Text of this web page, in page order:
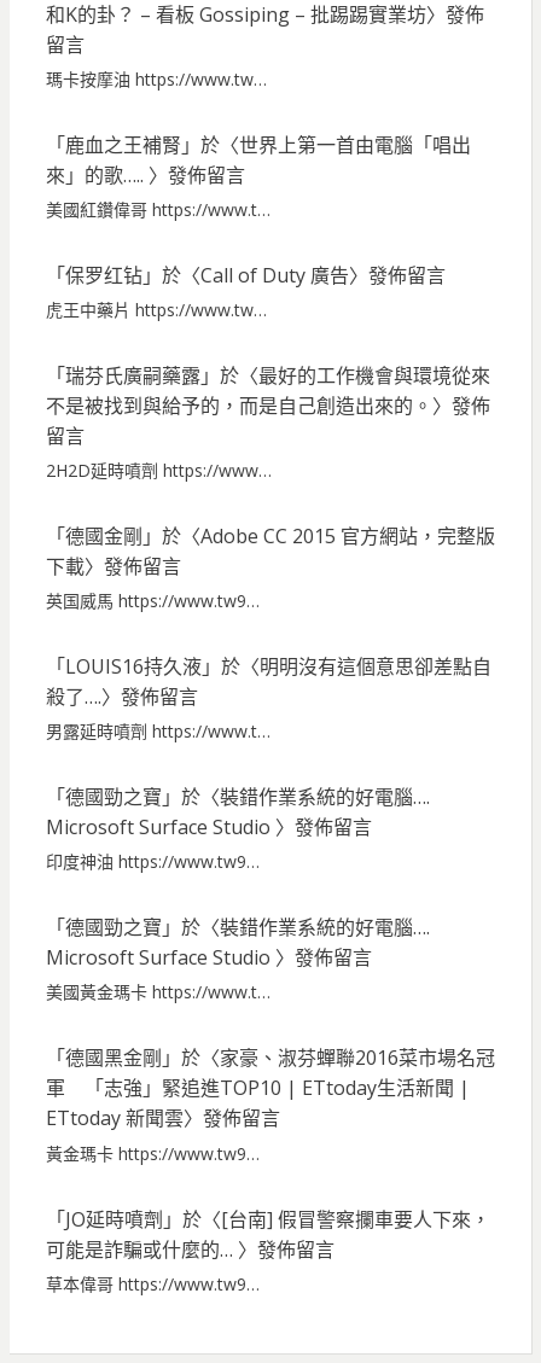
和K的卦？ – 看板 Gossiping – 批踢踢實業坊〉發佈
留言
瑪卡按摩油 https://www.tw…
「鹿血之王補腎 」於〈世界上第一首由電腦「唱出
來」的歌….. 〉發佈留言
美國紅鑽偉哥 https://www.t…
「保罗红钻」於〈Call of Duty 廣告〉發佈留言
虎王中藥片 https://www.tw…
「瑞芬氏廣嗣藥露」於〈最好的工作機會與環境從來
不是被找到與給予的，而是自己創造出來的。 〉發佈
留言
2H2D延時噴劑 https://www…
「德國金剛 」於〈Adobe CC 2015 官方網站，完整版
下載〉發佈留言
英国威馬 https://www.tw9…
「LOUIS16持久液」於〈明明沒有這個意思卻差點自
殺了….〉發佈留言
男露延時噴劑 https://www.t…
「德國勁之寶 」於〈裝錯作業系統的好電腦….
Microsoft Surface Studio 〉發佈留言
印度神油 https://www.tw9…
「德國勁之寶 」於〈裝錯作業系統的好電腦….
Microsoft Surface Studio 〉發佈留言
美國黃金瑪卡 https://www.t…
「德國黑金剛 」於〈家豪、淑芬蟬聯2016菜市場名冠
軍 「志強」緊追進TOP10 | ETtoday生活新聞 |
ETtoday 新聞雲〉發佈留言
黃金瑪卡 https://www.tw9…
「JO延時噴劑 」於〈[台南] 假冒警察攔車要人下來，
可能是詐騙或什麼的… 〉發佈留言
草本偉哥 https://www.tw9…